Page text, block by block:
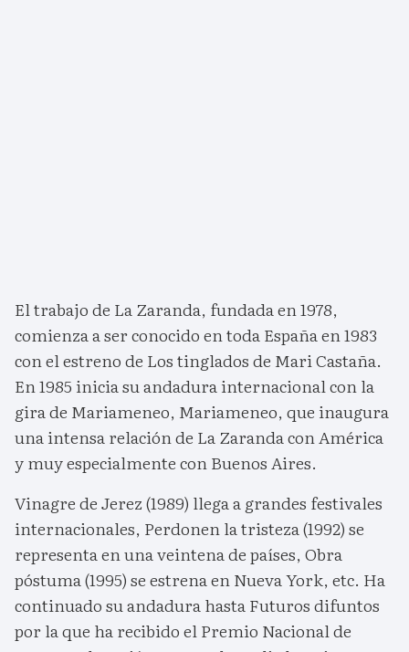
El trabajo de La Zaranda, fundada en 1978,
comienza a ser conocido en toda España en 1983
con el estreno de Los tinglados de Mari Castaña.
En 1985 inicia su andadura internacional con la
gira de Mariameneo, Mariameneo, que inaugura
una intensa relación de La Zaranda con América
y muy especialmente con Buenos Aires.
Vinagre de Jerez (1989) llega a grandes festivales
internacionales, Perdonen la tristeza (1992) se
representa en una veintena de países, Obra
póstuma (1995) se estrena en Nueva York, etc. Ha
continuado su andadura hasta Futuros difuntos
por la que ha recibido el Premio Nacional de